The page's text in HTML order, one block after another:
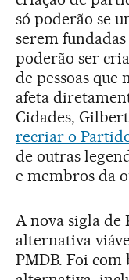
só poderão se
serem
poderão ser
de pessoas que
afeta
Cidades,
recriar o
de outras
e membros da
A nova sigla de
alternativa
PMDB. Foi com